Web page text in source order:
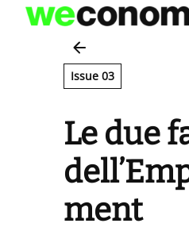
Vai
contenuto
Issue 03
Le due
ment